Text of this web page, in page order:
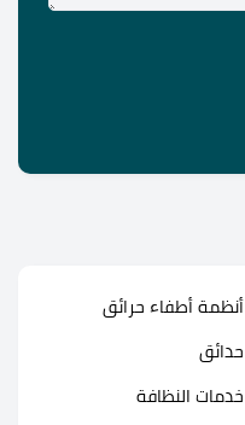
أنظمة أطفاء حرائق
حدائق
خدمات النظافة